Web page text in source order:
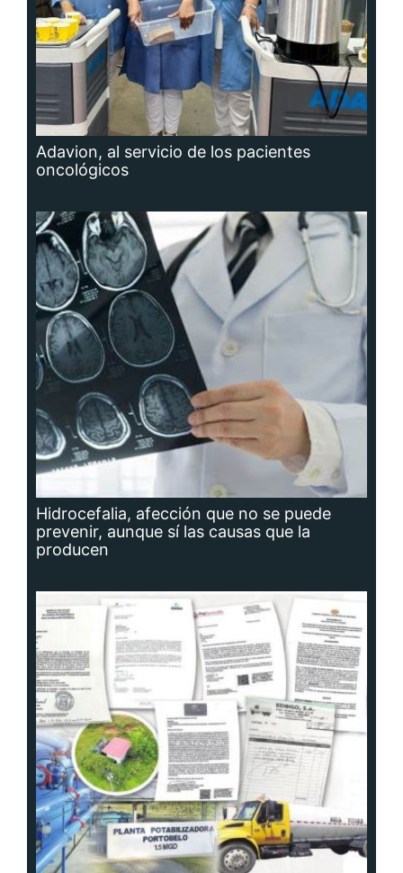
Adavion, al servicio de los pacientes
oncológicos
Hidrocefalia, afección que no se puede
prevenir, aunque sí las causas que la
producen